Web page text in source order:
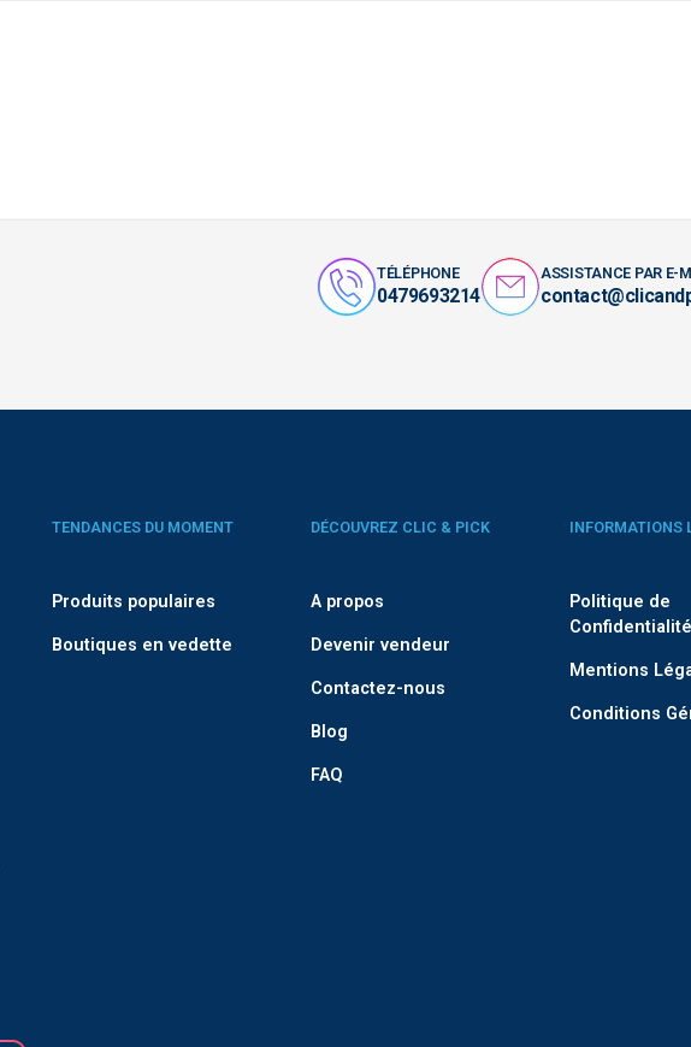
TÉLÉPHONE
0479693214
ASSISTANCE PAR E-
TENDANCES DU MOMENT
Produits populaires
Boutiques en vedette
DÉCOUVREZ CLIC & PICK
A propos
Devenir vendeur
Contactez-nous
Blog
FAQ
INFORMATIONS
Politique de
Confidentialité
Mentions
Conditions